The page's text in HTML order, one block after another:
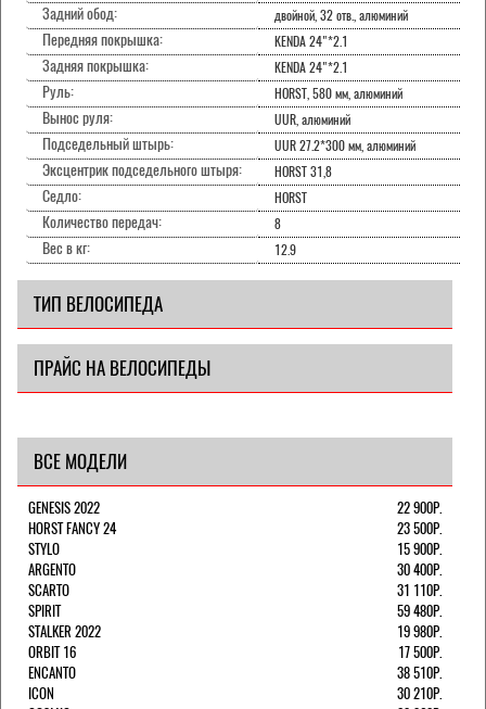
Задний обод: двойной, 32 отв., алюминий
Передняя покрышка: KENDA 24"*2.1
Задняя покрышка: KENDA 24"*2.1
Руль: HORST, 580 мм, алюминий
Вынос руля: UUR, алюминий
Подседельный штырь: UUR 27.2*300 мм, алюминий
Эксцентрик подседельного штыря: HORST 31,8
Седло: HORST
Количество передач: 8
Вес в кг: 12.9
ТИП ВЕЛОСИПЕДА
ПРАЙС НА ВЕЛОСИПЕДЫ
ВСЕ МОДЕЛИ
GENESIS 2022
22 900Р.
HORST FANCY 24
23 500Р.
STYLO
15 900Р.
ARGENTO
30 400Р.
SCARTO
31 110Р.
SPIRIT
59 480Р.
STALKER 2022
19 980Р.
ORBIT 16
17 500Р.
ENCANTO
38 510Р.
ICON
30 210Р.